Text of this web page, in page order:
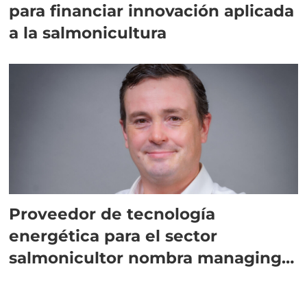
para financiar innovación aplicada
a la salmonicultura
Proveedor de tecnología
energética para el sector
salmonicultor nombra managing